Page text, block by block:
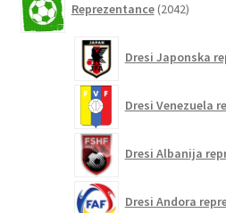
Reprezentance 2042izdelkov
Dresi Japonska
Dresi Venezuela
Dresi Albanija
Dresi Andora